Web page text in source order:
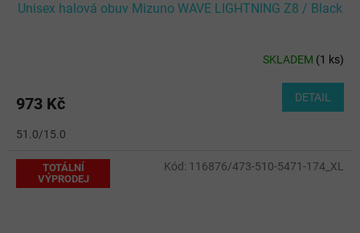
Unisex halová obuv Mizuno WAVE LIGHTNING Z8 / Black
SKLADEM (1 ks)
973 Kč DETAIL
51.0/15.0
TOTÁLNÍ
VÝPRODEJ
Kód: 116876/473-510-5471-174_XL